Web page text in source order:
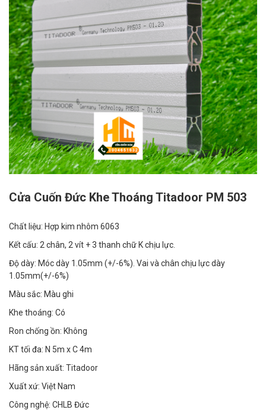
Cửa Cuốn Đức Khe Thoáng Titadoor PM 503
Chất liệu: Hợp kim nhôm 6063
Kết cấu: 2 chân, 2 vít + 3 thanh chữ K chịu lực.
Độ dày: Móc dày 1.05mm (+/-6%). Vai và chân chịu lực dày
1.05mm(+/-6%)
Màu sắc: Màu ghi
Khe thoáng: Có
Ron chống ồn: Không
KT tối đa: N 5m x C 4m
Hãng sản xuất: Titadoor
Xuất xứ: Việt Nam
Công nghệ: CHLB Đức